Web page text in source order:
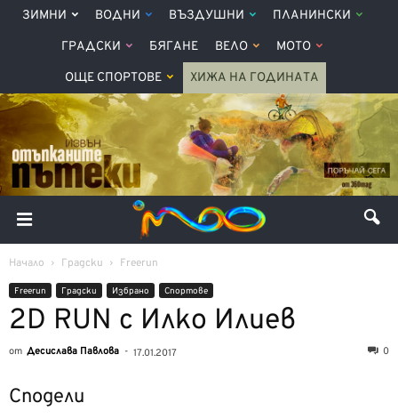
ЗИМНИ ВОДНИ ВЪЗДУШНИ ПЛАНИНСКИ
ГРАДСКИ БЯГАНЕ ВЕЛО МОТО
ОЩЕ СПОРТОВЕ ХИЖА НА ГОДИНАТА
Начало Градски Freerun
Freerun Градски Избрано Спортове
2D RUN с Илко Илиев
от Десислава Павлова - 17.01.2017 0
Сподели